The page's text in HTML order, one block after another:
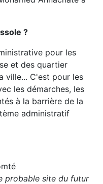
?
pour les
et des quartier
ville... C'est pour les
les démarches, les
à la barrière de la
administratif
probable site du futur